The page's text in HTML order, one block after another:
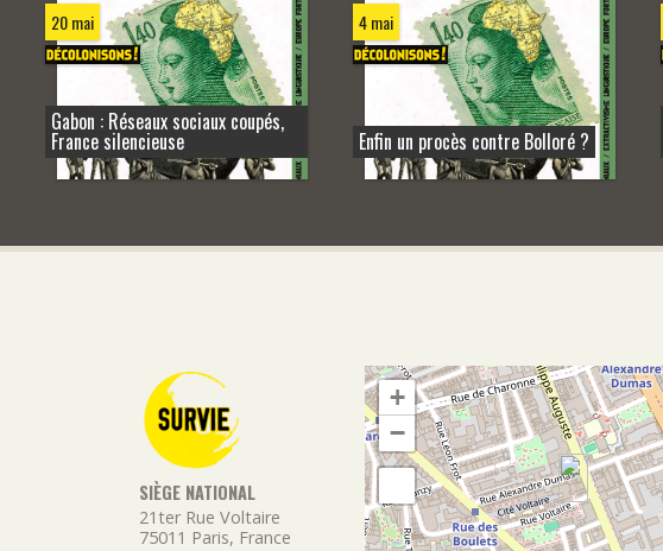
20 mai
Gabon : Réseaux sociaux coupés,
France silencieuse
4 mai
Enfin un procès contre Bolloré ?
SIÈGE NATIONAL
21ter Rue Voltaire
75011 Paris, France
+
−